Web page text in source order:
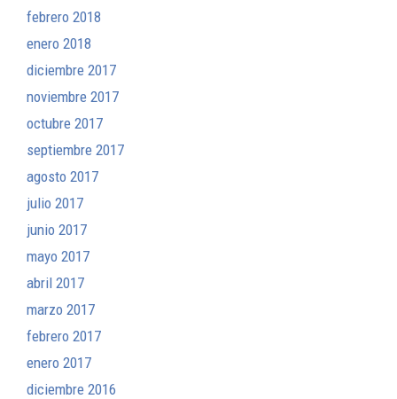
febrero 2018
enero 2018
diciembre 2017
noviembre 2017
octubre 2017
septiembre 2017
agosto 2017
julio 2017
junio 2017
mayo 2017
abril 2017
marzo 2017
febrero 2017
enero 2017
diciembre 2016